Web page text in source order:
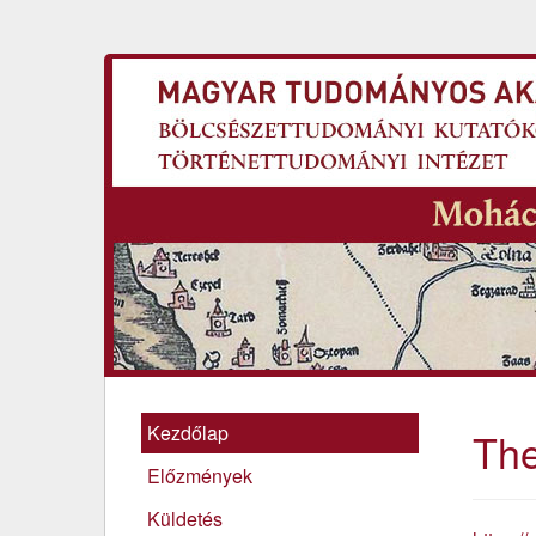
Kezdőlap
Előzmények
Küldetés